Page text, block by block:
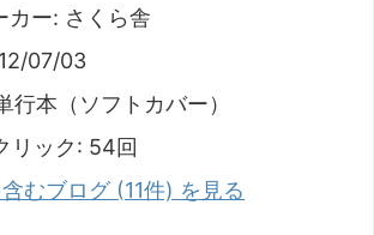
カー: さくら舎
07/03
行本（ソフトカバー）
リック: 54回
むブログ (11件) を見る